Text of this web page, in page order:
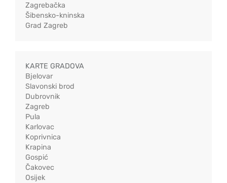
Zagrebačka
Šibensko-kninska
Grad Zagreb
KARTE GRADOVA
Bjelovar
Slavonski brod
Dubrovnik
Zagreb
Pula
Karlovac
Koprivnica
Krapina
Gospić
Čakovec
Osijek